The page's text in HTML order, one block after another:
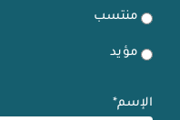
منتسب
مؤيد
الإسم*